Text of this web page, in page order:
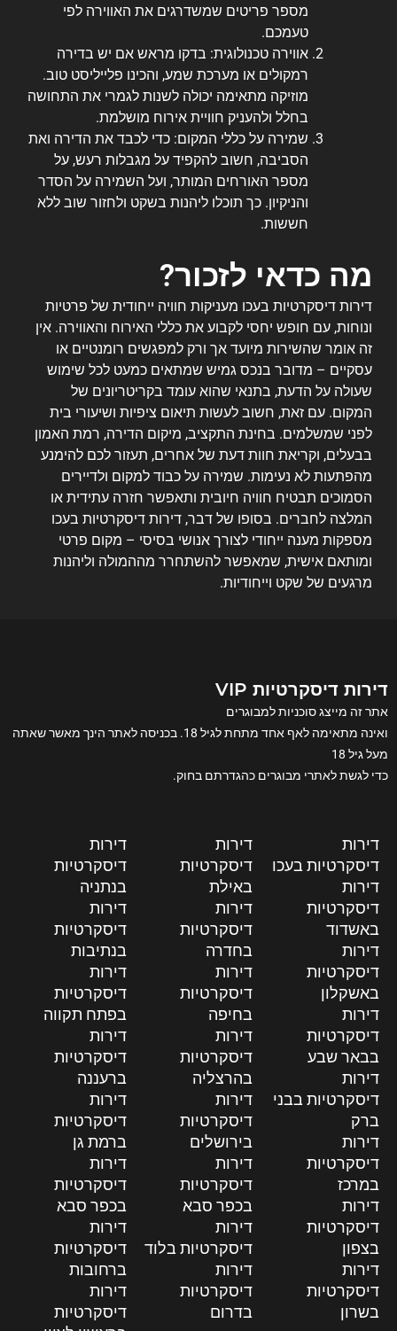
מספר פריטים שמשדרגים את האווירה לפי
טעמכם.
אווירה טכנולוגית: בדקו מראש אם יש בדירה
רמקולים או מערכת שמע, והכינו פלייליסט טוב.
מוזיקה מתאימה יכולה לשנות לגמרי את התחושה
בחלל ולהעניק חוויית אירוח מושלמת.
שמירה על כללי המקום: כדי לכבד את הדירה ואת
הסביבה, חשוב להקפיד על מגבלות רעש, על
מספר האורחים המותר, ועל השמירה על הסדר
והניקיון. כך תוכלו ליהנות בשקט ולחזור שוב ללא
חששות.
מה כדאי לזכור?
דירות דיסקרטיות בעכו מעניקות חוויה ייחודית של פרטיות
ונוחות, עם חופש יחסי לקבוע את כללי האירוח והאווירה. אין
זה אומר שהשירות מיועד אך ורק למפגשים רומנטיים או
עסקיים – מדובר בנכס גמיש שמתאים כמעט לכל שימוש
שעולה על הדעת, בתנאי שהוא עומד בקריטריונים של
המקום. עם זאת, חשוב לעשות תיאום ציפיות ושיעורי בית
לפני שמשלמים. בחינת התקציב, מיקום הדירה, רמת האמון
בבעלים, וקריאת חוות דעת של אחרים, תעזור לכם להימנע
מהפתעות לא נעימות. שמירה על כבוד למקום ולדיירים
הסמוכים תבטיח חוויה חיובית ותאפשר חזרה עתידית או
המלצה לחברים. בסופו של דבר, דירות דיסקרטיות בעכו
מספקות מענה ייחודי לצורך אנושי בסיסי – מקום פרטי
ומותאם אישית, שמאפשר להשתחרר מההמולה וליהנות
מרגעים של שקט וייחודיות.
דירות דיסקרטיות VIP
אתר זה מייצג סוכניות למבוגרים
ואינה מתאימה לאף אחד מתחת לגיל 18. בכניסה לאתר הינך מאשר שאתה
מעל גיל 18
כדי לגשת לאתרי מבוגרים כהגדרתם בחוק.
דירות
דיסקרטיות בעכו
דירות
דיסקרטיות
באשדוד
דירות
דיסקרטיות
באשקלון
דירות
דיסקרטיות
בבאר שבע
דירות
דיסקרטיות בבני
ברק
דירות
דיסקרטיות
במרכז
דירות
דיסקרטיות
בצפון
דירות
דיסקרטיות
בשרון
דירות
דיסקרטיות
באילת
דירות
דיסקרטיות
בחדרה
דירות
דיסקרטיות
בחיפה
דירות
דיסקרטיות
בהרצליה
דירות
דיסקרטיות
בירושלים
דירות
דיסקרטיות
בכפר סבא
דירות
דיסקרטיות בלוד
דירות
דיסקרטיות
בדרום
דירות
דיסקרטיות
בנתניה
דירות
דיסקרטיות
בנתיבות
דירות
דיסקרטיות
בפתח תקווה
דירות
דיסקרטיות
ברעננה
דירות
דיסקרטיות
ברמת גן
דירות
דיסקרטיות
בכפר סבא
דירות
דיסקרטיות
ברחובות
דירות
דיסקרטיות